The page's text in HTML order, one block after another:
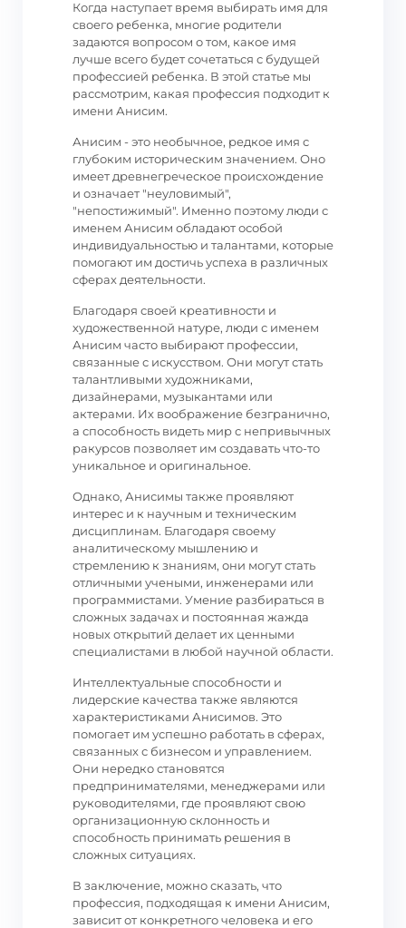
Когда наступает время выбирать имя для
своего ребенка, многие родители
задаются вопросом о том, какое имя
лучше всего будет сочетаться с будущей
профессией ребенка. В этой статье мы
рассмотрим, какая профессия подходит к
имени Анисим.
Анисим - это необычное, редкое имя с
глубоким историческим значением. Оно
имеет древнегреческое происхождение
и означает "неуловимый",
"непостижимый". Именно поэтому люди с
именем Анисим обладают особой
индивидуальностью и талантами, которые
помогают им достичь успеха в различных
сферах деятельности.
Благодаря своей креативности и
художественной натуре, люди с именем
Анисим часто выбирают профессии,
связанные с искусством. Они могут стать
талантливыми художниками,
дизайнерами, музыкантами или
актерами. Их воображение безгранично,
а способность видеть мир с непривычных
ракурсов позволяет им создавать что-то
уникальное и оригинальное.
Однако, Анисимы также проявляют
интерес и к научным и техническим
дисциплинам. Благодаря своему
аналитическому мышлению и
стремлению к знаниям, они могут стать
отличными учеными, инженерами или
программистами. Умение разбираться в
сложных задачах и постоянная жажда
новых открытий делает их ценными
специалистами в любой научной области.
Интеллектуальные способности и
лидерские качества также являются
характеристиками Анисимов. Это
помогает им успешно работать в сферах,
связанных с бизнесом и управлением.
Они нередко становятся
предпринимателями, менеджерами или
руководителями, где проявляют свою
организационную склонность и
способность принимать решения в
сложных ситуациях.
В заключение, можно сказать, что
профессия, подходящая к имени Анисим,
зависит от конкретного человека и его